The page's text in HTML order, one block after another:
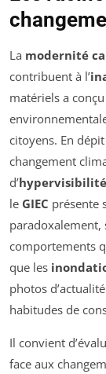
La modernité
contribuent à l’
matériels a
citoyens. En
changement
d’hypervisibilité
le GIEC présente
paradoxalement,
comportements
que les
photos
habitudes de
Il convient
face aux